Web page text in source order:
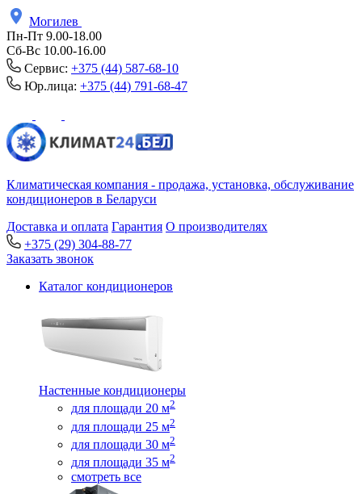
Могилев
Пн-Пт 9.00-18.00
Сб-Вс 10.00-16.00
Сервис: +375 (44) 587-68-10
Юр.лица: +375 (44) 791-68-47
Климатическая компания - продажа, установка, обслуживание
кондиционеров в Беларуси
Доставка и оплата Гарантия О производителях
+375 (29) 304-88-77
Заказать звонок
Каталог кондиционеров
Настенные кондиционеры
для площади 20 м2
для площади 25 м2
для площади 30 м2
для площади 35 м2
смотреть все